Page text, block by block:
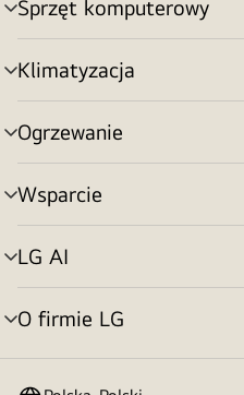
Sprzęt komputerowy
Przełącznik
menu
Klimatyzacja
Przełącznik
menu
Ogrzewanie
Przełącznik
menu
Wsparcie
Przełącznik
menu
LG AI
Przełącznik
menu
O firmie LG
Przełącznik